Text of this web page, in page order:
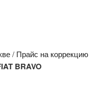
/ Прайс на коррекцию
BRAVO